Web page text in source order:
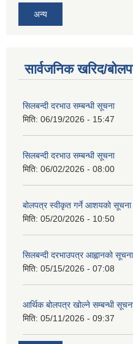
अन्य
सार्वजनिक खरिद/
सिलबन्दी दरभाउ सम्बन्धी सूचना
मिति: 06/19/2026 - 15:47
सिलबन्दी दरभाउ सम्बन्धी सूचना
मिति: 06/02/2026 - 08:00
बोलपत्र स्वीकृत गर्ने आशयको सूचना
मिति: 05/20/2026 - 10:50
सिलबन्दी दरभाउपत्र आह्वानको सूचना
मिति: 05/15/2026 - 07:08
आर्थिक बोलपत्र खोल्ने सम्बन्धी
मिति: 05/11/2026 - 09:37